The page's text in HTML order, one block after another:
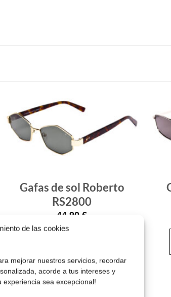
de las cookies
mejorar nuestros servicios, recordar
acorde a tus intereses y
experiencia sea excepcional!
Gafas
de sol
Gafas de sol Roberto
RS2800
44.90 €